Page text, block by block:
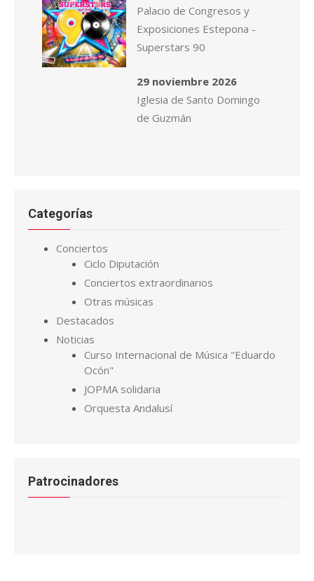
Palacio de Congresos y
Exposiciones Estepona -
Superstars 90
29 noviembre 2026
Iglesia de Santo Domingo
de Guzmán
Categorías
Conciertos
Ciclo Diputación
Conciertos extraordinarios
Otras músicas
Destacados
Noticias
Curso Internacional de Música "Eduardo
Ocón"
JOPMA solidaria
Orquesta Andalusí
Patrocinadores